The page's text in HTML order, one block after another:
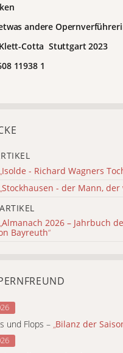
andere
Cotta Stuttgart 2023
11938 1
„Isolde - Richard Wagners
„Stockhausen - der Mann, der
„Almanach 2026 – Jahrbuch
Bayreuth“
und Flops – Bilanz der